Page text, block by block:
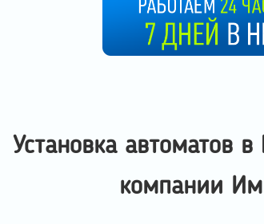
Установка автоматов
компании